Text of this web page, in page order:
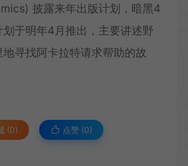
披露来年出版计划，暗黑4
于明年4月推出，主要讲述野
寻找阿卡拉特请求帮助的故
(0) 点赞 (0)